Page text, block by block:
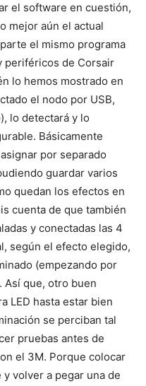
el software en cuestión,
mejor aún el actual
el mismo programa
periféricos de Corsair
lo hemos mostrado en
el nodo por USB,
lo detectará y lo
Básicamente
por separado
guardar varios
quedan los efectos en
cuenta de que también
y conectadas las 4
según el efecto elegido,
(empezando por
Así que, otro buen
LED hasta estar bien
se perciban tal
pruebas antes de
el 3M. Porque colocar
y volver a pegar una de